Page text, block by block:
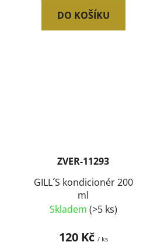
DO KOŠÍKU
ZVER-11293
GILL´S kondicionér 200
ml
Skladem (>5 ks)
120 Kč / ks